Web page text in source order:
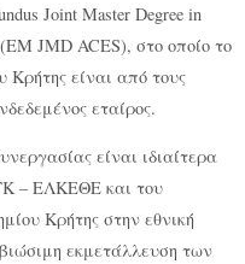
Joint Master Degree in
JMD ACES), στο οποίο το
Κρήτης είναι από τους
εταίρος.
είναι ιδιαίτερα
– ΕΛΚΕΘΕ και του
Κρήτης στην εθνική
εκμετάλλευση των